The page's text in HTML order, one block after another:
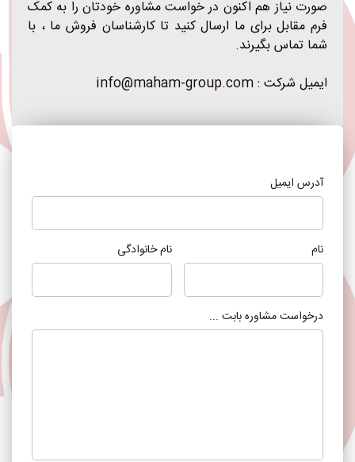
شما تماس بگیرند.
ایمیل شرکت : info@maham-group.com
آدرس ایمیل
نام نام خانوادگی
درخواست مشاوره بابت ...